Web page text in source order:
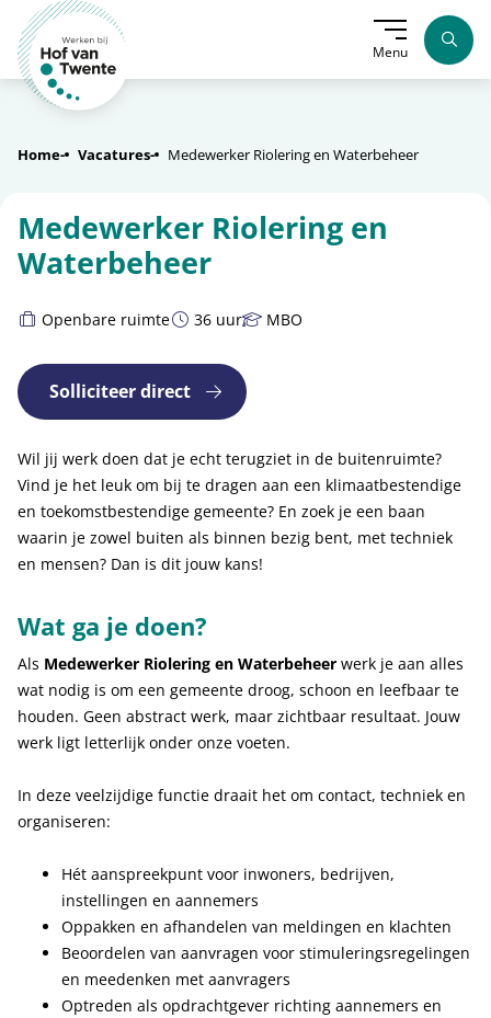
Menu
Home Vacatures Medewerker Riolering en Waterbeheer
Medewerker Riolering en
Waterbeheer
Vakgebied:
Openbare ruimteContractuur:
36 uurFunctieniveau:
MBO
Solliciteer direct
Wil jij werk doen dat je echt terugziet in de buitenruimte?
Vind je het leuk om bij te dragen aan een klimaatbestendige
en toekomstbestendige gemeente? En zoek je een baan
waarin je zowel buiten als binnen bezig bent, met techniek
en mensen? Dan is dit jouw kans!
Wat ga je doen?
Als Medewerker Riolering en Waterbeheer werk je aan alles
wat nodig is om een gemeente droog, schoon en leefbaar te
houden. Geen abstract werk, maar zichtbaar resultaat. Jouw
werk ligt letterlijk onder onze voeten.
In deze veelzijdige functie draait het om contact, techniek en
organiseren:
Hét aanspreekpunt voor inwoners, bedrijven,
instellingen en aannemers
Oppakken en afhandelen van meldingen en klachten
Beoordelen van aanvragen voor stimuleringsregelingen
en meedenken met aanvragers
Optreden als opdrachtgever richting aannemers en